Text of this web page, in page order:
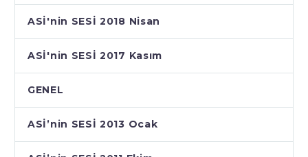
ASİ'nin SESİ 2018 Nisan
ASİ'nin SESİ 2017 Kasım
GENEL
ASİ’nin SESİ 2013 Ocak